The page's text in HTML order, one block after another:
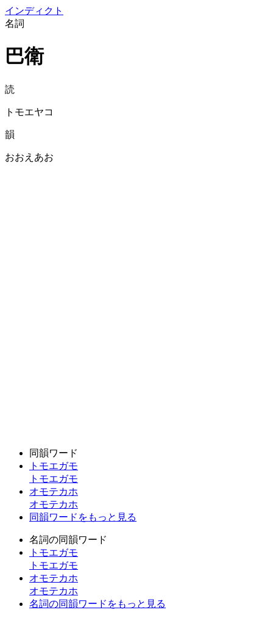
インディクト
名詞
巴衛
読
トモエヤコ
韻
おおえあお
同韻ワード
トモエガモ
トモエガモ
オモテカホ
オモテカホ
同韻ワードをもっと見る
名詞の同韻ワード
トモエガモ
トモエガモ
オモテカホ
オモテカホ
名詞の同韻ワードをもっと見る